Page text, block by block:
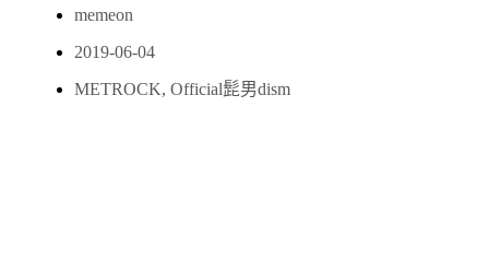
memeon
2019-06-04
METROCK, Official髭男dism